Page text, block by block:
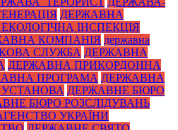
ДЕРЖАВНА
ІНСПЕКЦІЯ
КОМПАНІЯ державна
СЛУЖБА ДЕРЖАВНА
ДЕРЖАВНА ПРИКОРДОННА
ПРОГРАМА ДЕРЖАВНА
ДЕРЖАВНЕ БЮРО
БЮРО РОЗСЛІДУВАНЬ
УКРАЇНИ